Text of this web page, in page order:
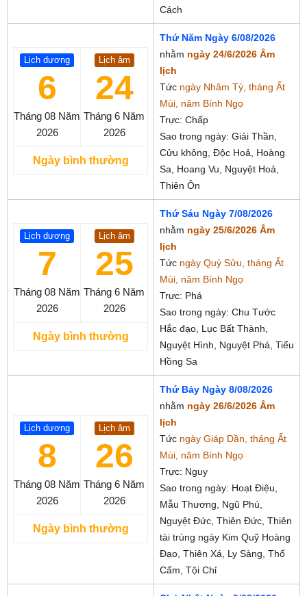
Cách
Lịch dương
6
Tháng 08 Năm
2026
Lịch âm
24
Tháng 6 Năm
2026
Ngày bình thường
Thứ Năm Ngày 6/08/2026
nhằm ngày 24/6/2026 Âm
lịch
Tức ngày Nhâm Tý, tháng Ất
Mùi, năm Bính Ngọ
Trực: Chấp
Sao trong ngày: Giải Thần,
Cửu không, Độc Hoả, Hoàng
Sa, Hoang Vu, Nguyệt Hoả,
Thiên Ôn
Lịch dương
7
Tháng 08 Năm
2026
Lịch âm
25
Tháng 6 Năm
2026
Ngày bình thường
Thứ Sáu Ngày 7/08/2026
nhằm ngày 25/6/2026 Âm
lịch
Tức ngày Quý Sửu, tháng Ất
Mùi, năm Bính Ngọ
Trực: Phá
Sao trong ngày: Chu Tước
Hắc đạo, Lục Bất Thành,
Nguyệt Hình, Nguyệt Phá, Tiểu
Hồng Sa
Lịch dương
8
Tháng 08 Năm
2026
Lịch âm
26
Tháng 6 Năm
2026
Ngày bình thường
Thứ Bảy Ngày 8/08/2026
nhằm ngày 26/6/2026 Âm
lịch
Tức ngày Giáp Dần, tháng Ất
Mùi, năm Bính Ngọ
Trực: Nguy
Sao trong ngày: Hoạt Điệu,
Mẫu Thương, Ngũ Phú,
Nguyệt Đức, Thiên Đức, Thiên
tài trùng ngày Kim Quỹ Hoàng
Đạo, Thiên Xá, Ly Sàng, Thổ
Cẩm, Tội Chỉ